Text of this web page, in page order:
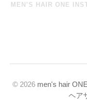
MEN’S HAIR ONE
© 2026 men's hair
ヘア